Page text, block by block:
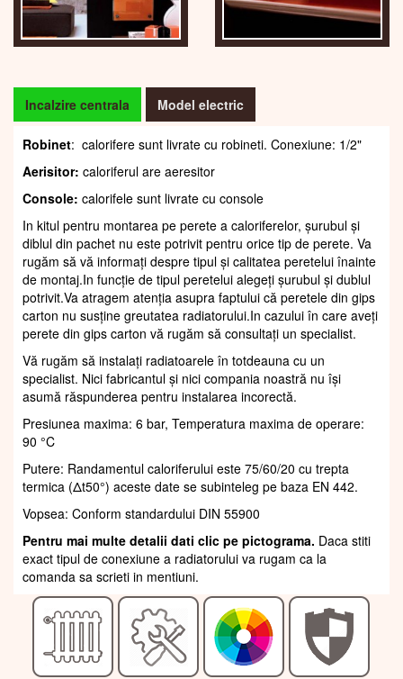
Incalzire centrala Model electric
Robinet: calorifere sunt livrate cu robineti. Conexiune: 1/2"
Aerisitor: caloriferul are aeresitor
Console: calorifele sunt livrate cu console
In kitul pentru montarea pe perete a caloriferelor, șurubul și
diblul din pachet nu este potrivit pentru orice tip de perete. Va
rugăm să vă informați despre tipul și calitatea peretelui înainte
de montaj.In funcție de tipul peretelui alegeți șurubul și dublul
potrivit.Va atragem atenția asupra faptului că peretele din gips
carton nu susține greutatea radiatorului.In cazului în care aveți
perete din gips carton vă rugăm să consultați un specialist.
Vă rugăm să instalați radiatoarele în totdeauna cu un
specialist. Nici fabricantul și nici compania noastră nu își
asumă răspunderea pentru instalarea incorectă.
Presiunea maxima: 6 bar, Temperatura maxima de operare:
90 °C
Putere: Randamentul caloriferului este 75/60/20 cu trepta
termica (Δt50°) aceste date se subinteleg pe baza EN 442.
Vopsea: Conform standardului DIN 55900
Pentru mai multe detalii dati clic pe pictograma. Daca stiti
exact tipul de conexiune a radiatorului va rugam ca la
comanda sa scrieti in mentiuni.